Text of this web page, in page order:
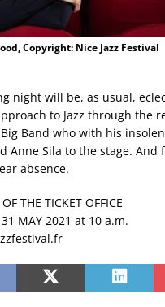
Copyright: Nice Jazz Festival
night will be, as usual,
to Jazz through the
Band who with his
Anne Sila to the stage.
absence.
THE TICKET OFFICE
MAY 2021 at 10 a.m.